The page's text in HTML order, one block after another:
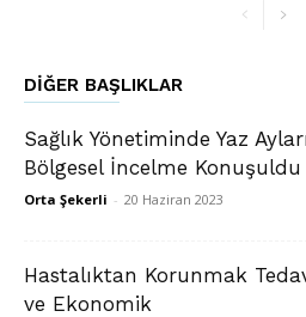
DIĞER BAŞLIKLAR
Sağlık Yönetiminde Yaz
Bölgesel İncelme Konuşuldu
Orta Şekerli - 20 Haziran 2023
Hastalıktan Korunmak
ve Ekonomik